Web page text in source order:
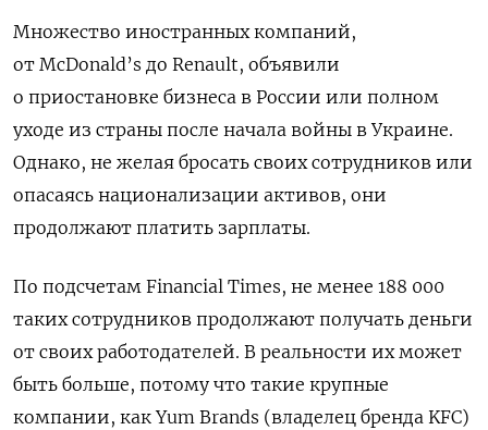
Множество иностранных компаний,
от McDonald’s до Renault, объявили
о приостановке бизнеса в России или полном
уходе из страны после начала войны в Украине.
Однако, не желая бросать своих сотрудников или
опасаясь национализации активов, они
продолжают платить зарплаты.
По подсчетам Financial Times, не менее 188 000
таких сотрудников продолжают получать деньги
от своих работодателей. В реальности их может
быть больше, потому что такие крупные
компании, как Yum Brands (владелец бренда KFC)